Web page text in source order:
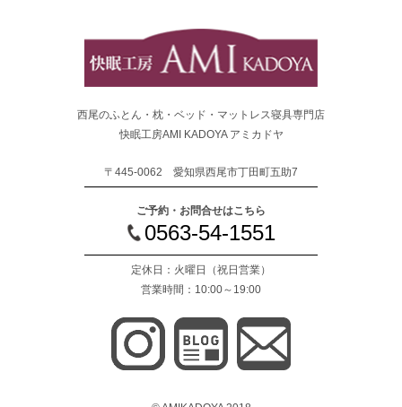
西尾のふとん・枕・ベッド・マットレス寝具専門店
快眠工房AMI KADOYA アミカドヤ
〒445-0062 愛知県西尾市丁田町五助7
ご予約・お問合せはこちら
0563-54-1551
定休日：火曜日
（祝日営業）
営業時間：10:00～19:00